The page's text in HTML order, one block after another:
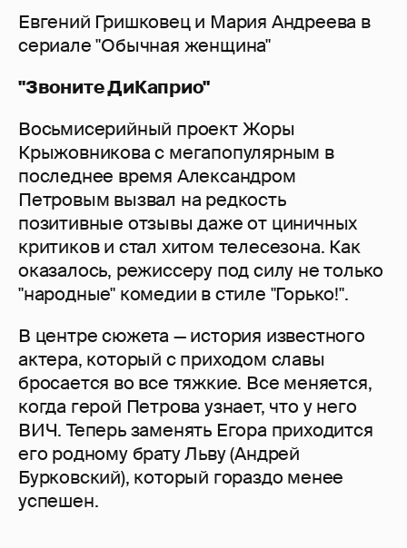
Евгений Гришковец и Мария Андреева в
сериале "Обычная женщина"
"Звоните ДиКаприо"
Восьмисерийный проект Жоры
Крыжовникова с мегапопулярным в
последнее время Александром
Петровым вызвал на редкость
позитивные отзывы даже от циничных
критиков и стал хитом телесезона. Как
оказалось, режиссеру под силу не только
"народные" комедии в стиле "Горько!".
В центре сюжета — история известного
актера, который с приходом славы
бросается во все тяжкие. Все меняется,
когда герой Петрова узнает, что у него
ВИЧ. Теперь заменять Егора приходится
его родному брату Льву (Андрей
Бурковский), который гораздо менее
успешен.